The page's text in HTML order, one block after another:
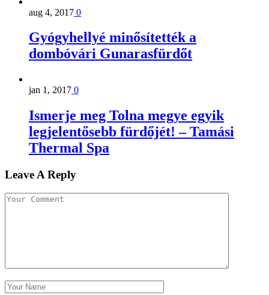
aug 4, 2017 0
Gyógyhellyé minősítették a
dombóvári Gunarasfürdőt
jan 1, 2017 0
Ismerje meg Tolna megye egyik
legjelentősebb fürdőjét! – Tamási
Thermal Spa
Leave A Reply